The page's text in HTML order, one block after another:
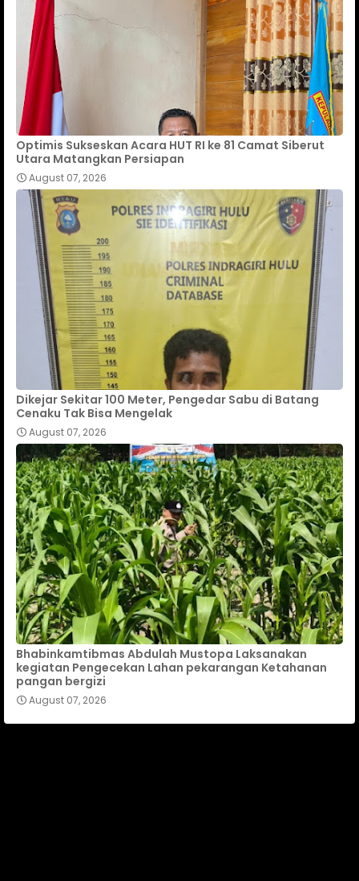
Optimis Sukseskan Acara HUT RI ke 81 Camat Siberut
Utara Matangkan Persiapan
August 07, 2026
Dikejar Sekitar 100 Meter, Pengedar Sabu di Batang
Cenaku Tak Bisa Mengelak
August 07, 2026
Bhabinkamtibmas Abdulah Mustopa Laksanakan
kegiatan Pengecekan Lahan pekarangan Ketahanan
pangan bergizi
August 07, 2026